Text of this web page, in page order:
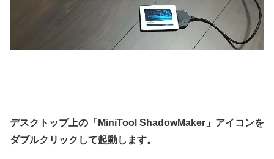
デスクトップ上の「MiniTool ShadowMaker」アイコンを
ダブルクリックして起動します。